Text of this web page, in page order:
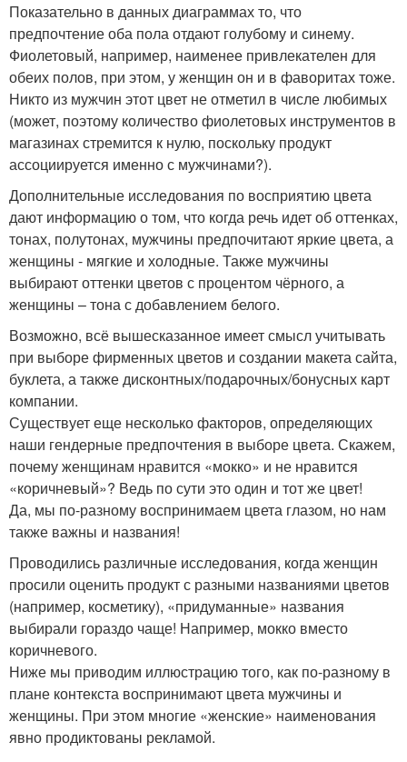
Показательно в данных диаграммах то, что
предпочтение оба пола отдают голубому и синему.
Фиолетовый, например, наименее привлекателен для
обеих полов, при этом, у женщин он и в фаворитах тоже.
Никто из мужчин этот цвет не отметил в числе любимых
(может, поэтому количество фиолетовых инструментов в
магазинах стремится к нулю, поскольку продукт
ассоциируется именно с мужчинами?).
Дополнительные исследования по восприятию цвета
дают информацию о том, что когда речь идет об оттенках,
тонах, полутонах, мужчины предпочитают яркие цвета, а
женщины - мягкие и холодные. Также мужчины
выбирают оттенки цветов с процентом чёрного, а
женщины – тона с добавлением белого.
Возможно, всё вышесказанное имеет смысл учитывать
при выборе фирменных цветов и создании макета сайта,
буклета, а также дисконтных/подарочных/бонусных карт
компании.
Существует еще несколько факторов, определяющих
наши гендерные предпочтения в выборе цвета. Скажем,
почему женщинам нравится «мокко» и не нравится
«коричневый»? Ведь по сути это один и тот же цвет!
Да, мы по-разному воспринимаем цвета глазом, но нам
также важны и названия!
Проводились различные исследования, когда женщин
просили оценить продукт с разными названиями цветов
(например, косметику), «придуманные» названия
выбирали гораздо чаще! Например, мокко вместо
коричневого.
Ниже мы приводим иллюстрацию того, как по-разному в
плане контекста воспринимают цвета мужчины и
женщины. При этом многие «женские» наименования
явно продиктованы рекламой.